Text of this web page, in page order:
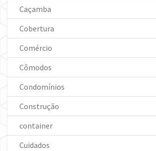
Caçamba
Cobertura
Comércio
Cômodos
Condomínios
Construção
container
Cuidados